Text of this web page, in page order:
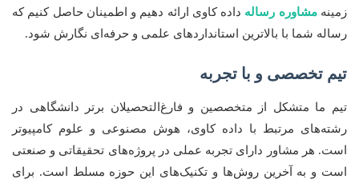
زمینهمشاوره رساله داده کاوی ارائه دهیم و اطمینان حاصل کنیم که
رساله شما با بالاترین استانداردهای علمی و حرفه‌ای نگارش شود.
تیم تخصصی و با تجربه
تیم ما متشکل از متخصصین و فارغ‌التحصیلان برتر دانشگاهی در
رشته‌های مرتبط با داده کاوی، هوش مصنوعی و علوم کامپیوتر
است. هر مشاور دارای تجربه عملی در پروژه‌های تحقیقاتی و صنعتی
است و به آخرین روش‌ها و تکنیک‌های این حوزه مسلط است. برای